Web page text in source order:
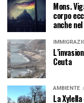
Mons.
corpo
anche
Ceuta
AMBIENTE
La